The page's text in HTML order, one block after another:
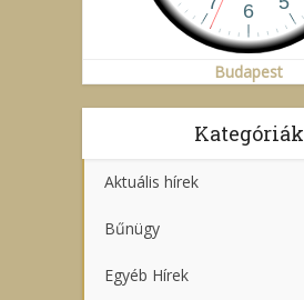
Budapest
Kategóriák
Aktuális hírek
Bűnügy
Egyéb Hírek